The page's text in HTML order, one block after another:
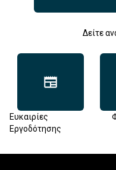
Δείτε
Ευκαιρίες
Εργοδότησης